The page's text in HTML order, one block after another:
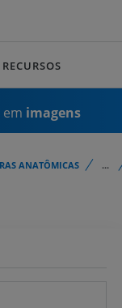
RECURSOS
imagens
ANATÔMICAS ...